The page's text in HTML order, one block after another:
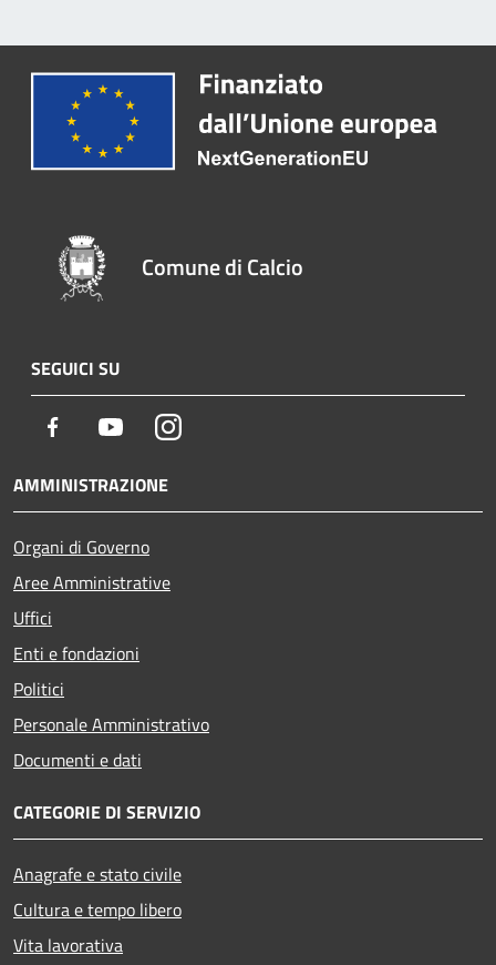
Comune di Calcio
SEGUICI SU
Facebook YoutubeInstagram
AMMINISTRAZIONE
Organi di Governo
Aree Amministrative
Uffici
Enti e fondazioni
Politici
Personale Amministrativo
Documenti e dati
CATEGORIE DI SERVIZIO
Anagrafe e stato civile
Cultura e tempo libero
Vita lavorativa